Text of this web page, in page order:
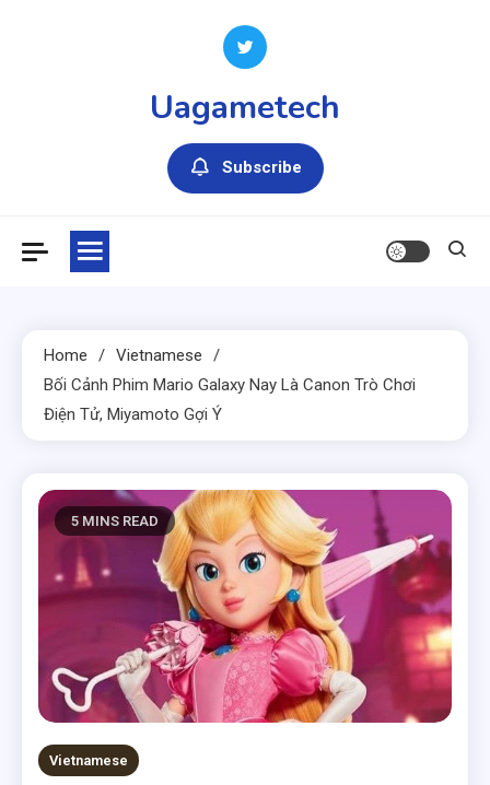
Uagametech
Subscribe
Home
Vietnamese
Bối Cảnh Phim Mario Galaxy Nay Là Canon Trò Chơi
Điện Tử, Miyamoto Gợi Ý
5 MINS READ
Vietnamese